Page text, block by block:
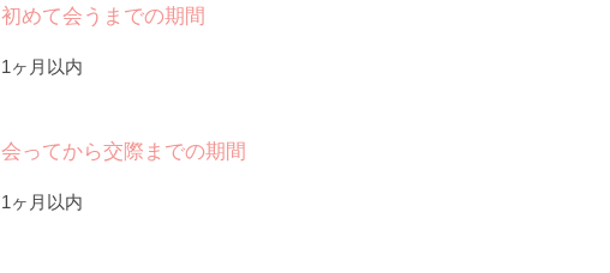
初めて会うまでの期間
1ヶ月以内
会ってから交際までの期間
1ヶ月以内